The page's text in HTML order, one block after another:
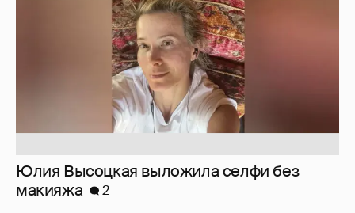
Юлия Высоцкая выложила селфи без
макияжа
2